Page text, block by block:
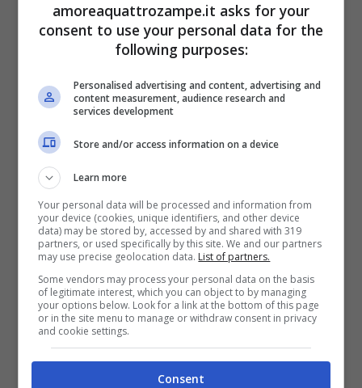
non tutti sanno chei gatti sono più esposti
dei cani ai danni del fumo passivo
all’attività del grooming(quindi ad assorbire i
residui di fumo), con un alto rischio di
alla bocca
E per quanto riguarda i cani, gli effetti
devastanti si notano sulla pelle con lo
sviluppo didermatite atopicae altri problemi
dermatologici, e tumori respiratori (in
particolare quello il
sono alcune razze canine particolarmente
amoreaquattrozampe.it asks for your
consent to use your personal data for the
following purposes:
Personalised advertising and content, advertising and
content measurement, audience research and
services development
Store and/or access information on a device
Learn more
Your personal data will be processed and information from
your device (cookies, unique identifiers, and other device
data) may be stored by, accessed by and shared with 319
partners, or used specifically by this site. We and our partners
may use precise geolocation data. List of partners.
Some vendors may process your personal data on the basis
of legitimate interest, which you can object to by managing
your options below. Look for a link at the bottom of this page
or in the site menu to manage or withdraw consent in privacy
and cookie settings.
Consent